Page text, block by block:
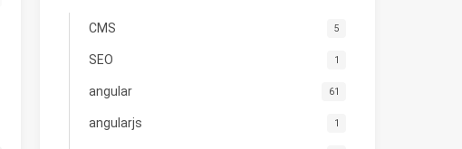
CMS 5
SEO 1
angular 61
angularjs 1